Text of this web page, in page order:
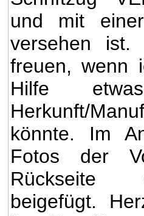
und mit
versehen
freuen, wenn
Hilfe
Herkunft/
könnte. Im
Fotos der
Rückseite
beigefügt.